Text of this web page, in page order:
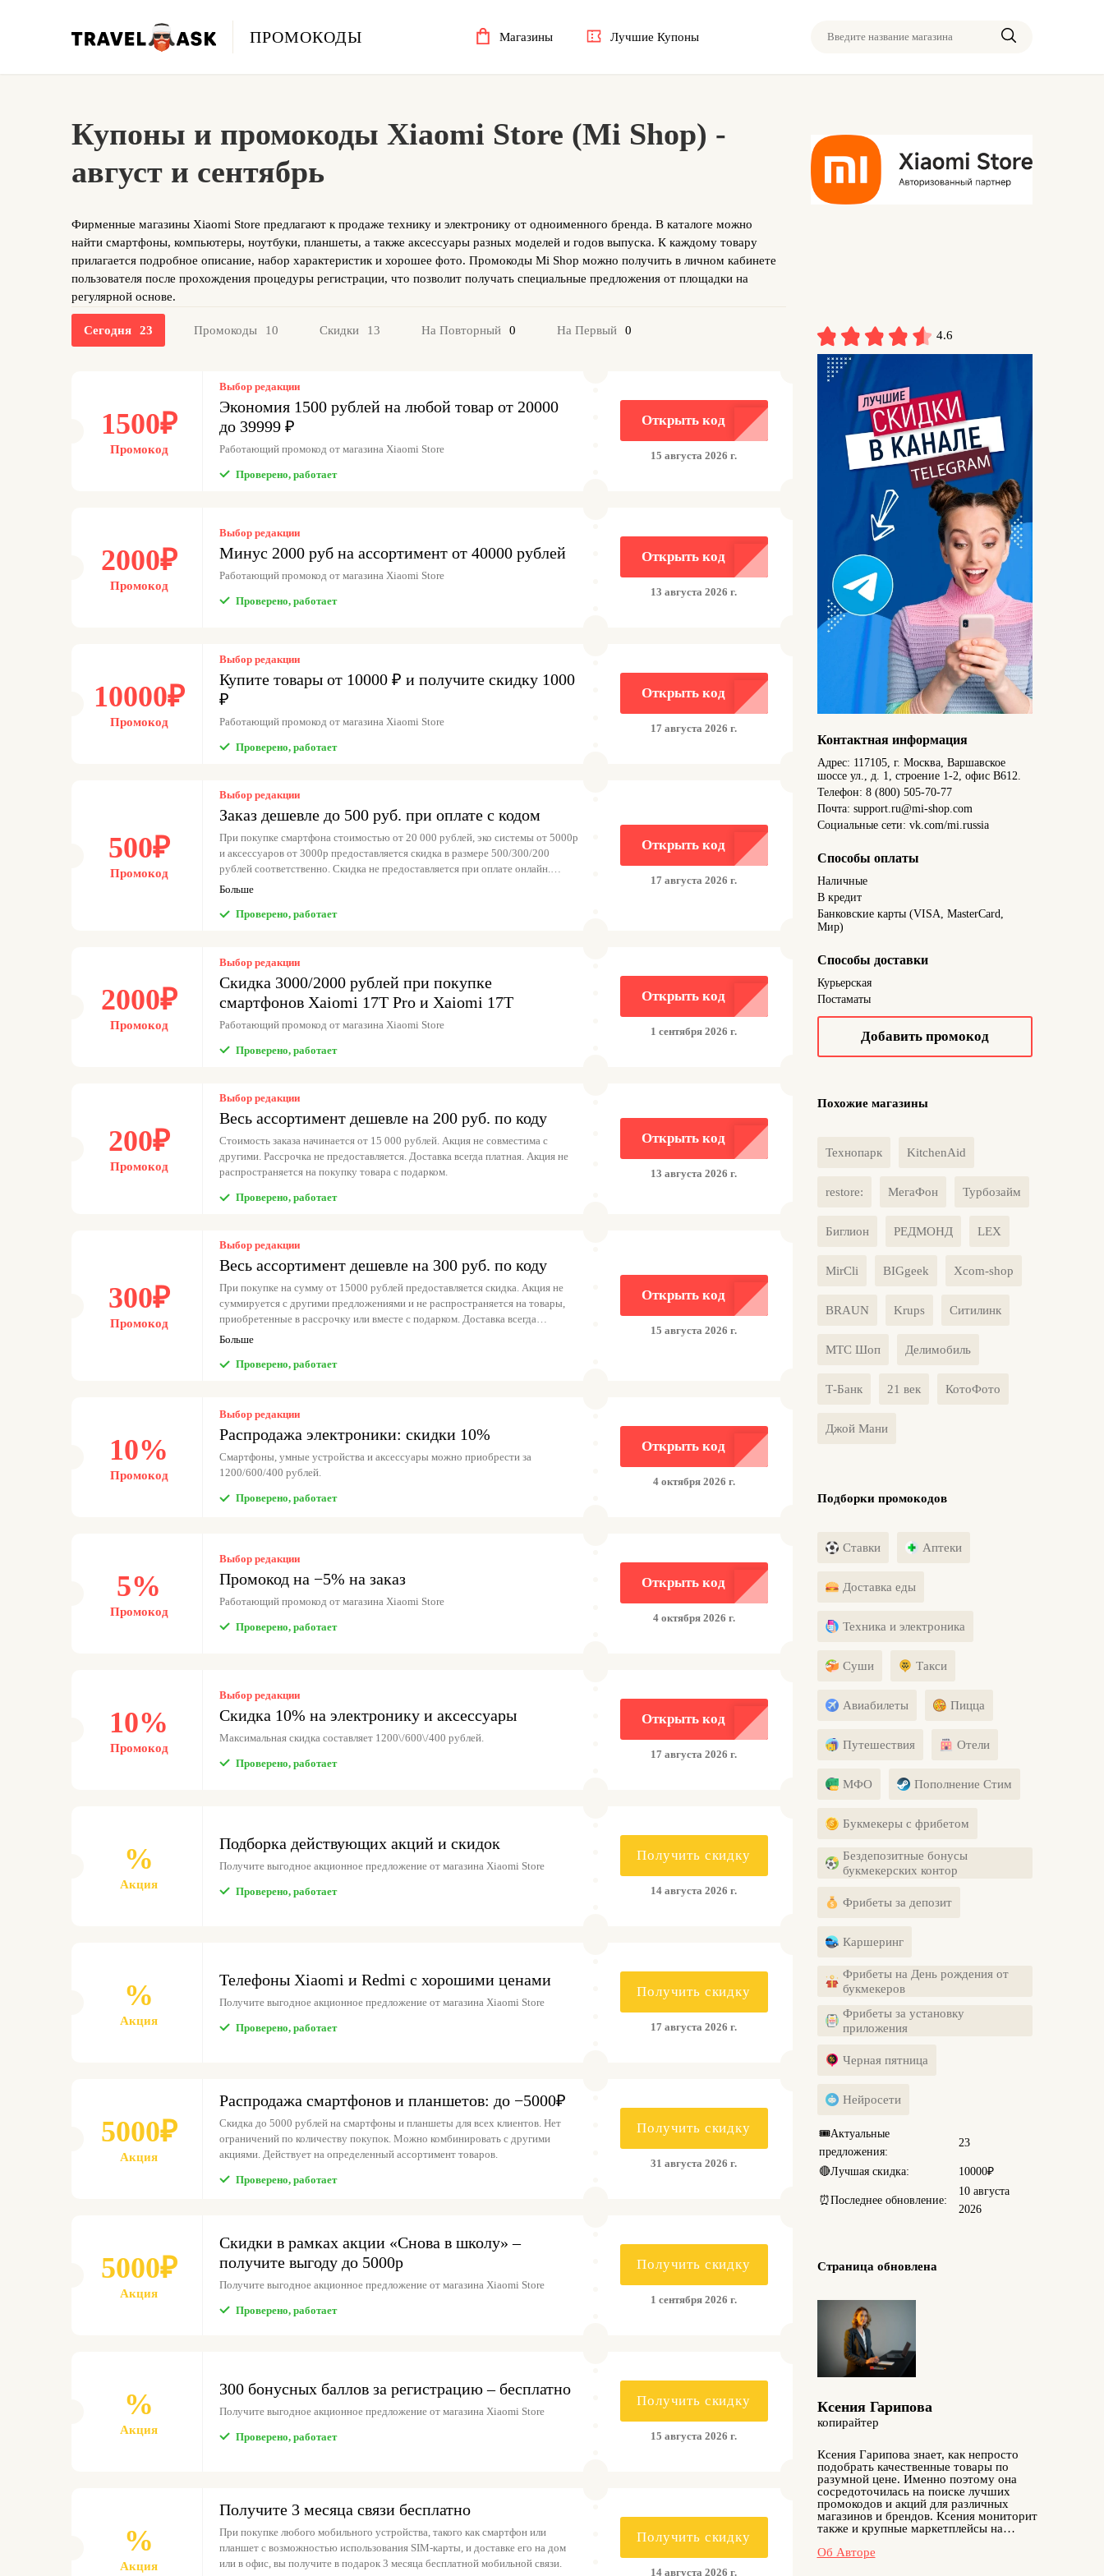
ПРОМОКОДЫ Магазины Лучшие Купоны Введите название магазина
Купоны и промокоды Xiaomi Store (Mi Shop) -
август и сентябрь
Фирменные магазины Xiaomi Store предлагают к продаже технику и электронику от одноименного бренда. В каталоге можно
найти смартфоны, компьютеры, ноутбуки, планшеты, а также аксессуары разных моделей и годов выпуска. К каждому товару
прилагается подробное описание, набор характеристик и хорошее фото. Промокоды Mi Shop можно получить в личном кабинете
пользователя после прохождения процедуры регистрации, что позволит получать специальные предложения от площадки на
регулярной основе.
Сегодня 23 Промокоды 10 Скидки 13 На Повторный 0 На Первый 0
1500₽
Промокод
Выбор редакции
Экономия 1500 рублей на любой товар от 20000
до 39999 ₽
Работающий промокод от магазина Xiaomi Store
Проверено, работает
Открыть код
15 августа 2026 г.
2000₽
Промокод
Выбор редакции
Минус 2000 руб на ассортимент от 40000 рублей
Работающий промокод от магазина Xiaomi Store
Проверено, работает
Открыть код
13 августа 2026 г.
10000₽
Промокод
Выбор редакции
Купите товары от 10000 ₽ и получите скидку 1000
₽
Работающий промокод от магазина Xiaomi Store
Проверено, работает
Открыть код
17 августа 2026 г.
500₽
Промокод
Выбор редакции
Заказ дешевле до 500 руб. при оплате с кодом
При покупке смартфона стоимостью от 20 000 рублей, эко системы от 5000р
и аксессуаров от 3000р предоставляется скидка в размере 500/300/200
рублей соответственно. Скидка не предоставляется при оплате онлайн.
Доставка всегда платная.
Больше
Проверено, работает
Открыть код
17 августа 2026 г.
2000₽
Промокод
Выбор редакции
Скидка 3000/2000 рублей при покупке
смартфонов Xaiomi 17T Pro и Xaiomi 17T
Работающий промокод от магазина Xiaomi Store
Проверено, работает
Открыть код
1 сентября 2026 г.
200₽
Промокод
Выбор редакции
Весь ассортимент дешевле на 200 руб. по коду
Стоимость заказа начинается от 15 000 рублей. Акция не совместима с
другими. Рассрочка не предоставляется. Доставка всегда платная. Акция не
распространяется на покупку товара с подарком.
Проверено, работает
Открыть код
13 августа 2026 г.
300₽
Промокод
Выбор редакции
Весь ассортимент дешевле на 300 руб. по коду
При покупке на сумму от 15000 рублей предоставляется скидка. Акция не
суммируется с другими предложениями и не распространяется на товары,
приобретенные в рассрочку или вместе с подарком. Доставка всегда
осуществляется за отдельную плату.
Больше
Проверено, работает
Открыть код
15 августа 2026 г.
10%
Промокод
Выбор редакции
Распродажа электроники: скидки 10%
Смартфоны, умные устройства и аксессуары можно приобрести за
1200/600/400 рублей.
Проверено, работает
Открыть код
4 октября 2026 г.
5%
Промокод
Выбор редакции
Промокод на −5% на заказ
Работающий промокод от магазина Xiaomi Store
Проверено, работает
Открыть код
4 октября 2026 г.
10%
Промокод
Выбор редакции
Скидка 10% на электронику и аксессуары
Максимальная скидка составляет 1200\/600\/400 рублей.
Проверено, работает
Открыть код
17 августа 2026 г.
%
Акция
Подборка действующих акций и скидок
Получите выгодное акционное предложение от магазина Xiaomi Store
Проверено, работает
Получить скидку
14 августа 2026 г.
%
Акция
Телефоны Xiaomi и Redmi с хорошими ценами
Получите выгодное акционное предложение от магазина Xiaomi Store
Проверено, работает
Получить скидку
17 августа 2026 г.
5000₽
Акция
Распродажа смартфонов и планшетов: до −5000₽
Скидка до 5000 рублей на смартфоны и планшеты для всех клиентов. Нет
ограничений по количеству покупок. Можно комбинировать с другими
акциями. Действует на определенный ассортимент товаров.
Проверено, работает
Получить скидку
31 августа 2026 г.
5000₽
Акция
Скидки в рамках акции «Снова в школу» –
получите выгоду до 5000р
Получите выгодное акционное предложение от магазина Xiaomi Store
Проверено, работает
Получить скидку
1 сентября 2026 г.
%
Акция
300 бонусных баллов за регистрацию – бесплатно
Получите выгодное акционное предложение от магазина Xiaomi Store
Проверено, работает
Получить скидку
15 августа 2026 г.
%
Акция
Получите 3 месяца связи бесплатно
При покупке любого мобильного устройства, такого как смартфон или
планшет с возможностью использования SIM-карты, и доставке его на дом
или в офис, вы получите в подарок 3 месяца бесплатной мобильной связи.
Получить скидку
14 августа 2026 г.
4.6
Контактная информация
Адрес: 117105, г. Москва, Варшавское
шоссе ул., д. 1, строение 1-2, офис В612.
Телефон: 8 (800) 505-70-77
Почта: support.ru@mi-shop.com
Социальные сети: vk.com/mi.russia
Способы оплаты
Наличные
В кредит
Банковские карты (VISA, MasterCard,
Мир)
Способы доставки
Курьерская
Постаматы
Добавить промокод
Похожие магазины
Технопарк KitchenAid
restore: МегаФон Турбозайм
Биглион РЕДМОНД LEX
MirCli BIGgeek Xcom-shop
BRAUN Krups Ситилинк
МТС Шоп Делимобиль
Т-Банк 21 век КотоФото
Джой Мани
Подборки промокодов
Ставки Аптеки
Доставка еды
Техника и электроника
Суши Такси
Авиабилеты Пицца
Путешествия Отели
МФО Пополнение Стим
Букмекеры с фрибетом
Бездепозитные бонусы
букмекерских контор
Фрибеты за депозит
Каршеринг
Фрибеты на День рождения от
букмекеров
Фрибеты за установку
приложения
Черная пятница
Нейросети
🎟️Актуальные
предложения:
23
🔴Лучшая скидка: 10000₽
⏰Последнее обновление:
10 августа
2026
Страница обновлена
Ксения Гарипова
копирайтер
Ксения Гарипова знает, как непросто
подобрать качественные товары по
разумной цене. Именно поэтому она
сосредоточилась на поиске лучших
промокодов и акций для различных
магазинов и брендов. Ксения мониторит
также и крупные маркетплейсы на
перед публикацией и делится только
Об Авторе